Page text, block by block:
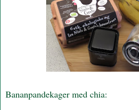
Bananpandekager med chia: